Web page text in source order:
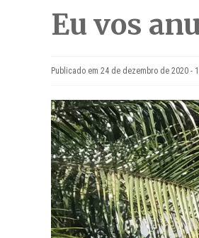
Eu vos
Publicado em 24 de dezembro de 2020 -